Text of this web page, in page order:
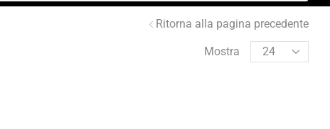
Ritorna alla pagina precedente
Mostra